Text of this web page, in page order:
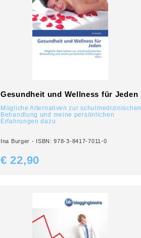
Gesundheit und Wellness für Jeden
Mögliche Alternativen zur schulmedizinischen
Behandlung und meine persönlichen
Erfahrungen dazu
Ina Burger - ISBN: 978-3-8417-7011-0
€ 22,90